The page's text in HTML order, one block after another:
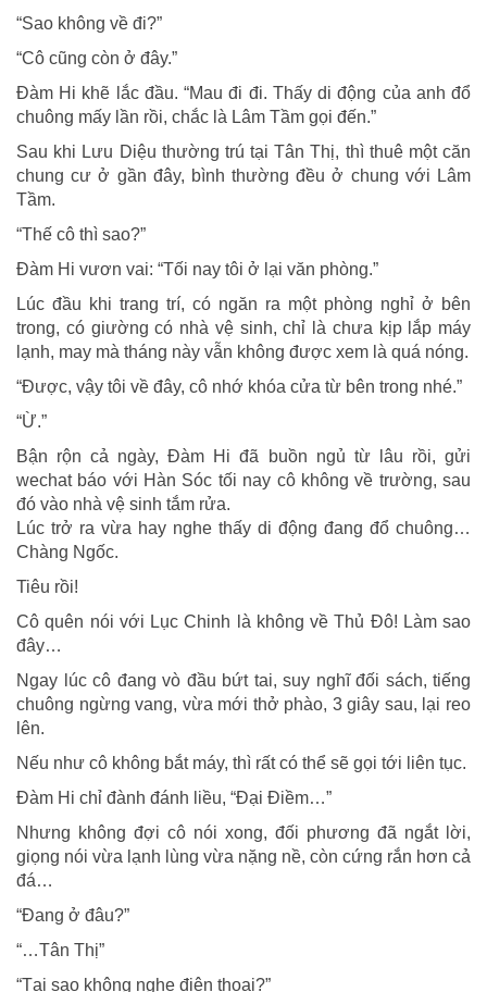
“Sao không về đi?”
“Cô cũng còn ở đây.”
Đàm Hi khẽ lắc đầu. “Mau đi đi. Thấy di động của anh đổ
chuông mấy lần rồi, chắc là Lâm Tầm gọi đến.”
Sau khi Lưu Diệu thường trú tại Tân Thị, thì thuê một căn
chung cư ở gần đây, bình thường đều ở chung với Lâm
Tầm.
“Thế cô thì sao?”
Đàm Hi vươn vai: “Tối nay tôi ở lại văn phòng.”
Lúc đầu khi trang trí, có ngăn ra một phòng nghỉ ở bên
trong, có giường có nhà vệ sinh, chỉ là chưa kịp lắp máy
lạnh, may mà tháng này vẫn không được xem là quá nóng.
“Được, vậy tôi về đây, cô nhớ khóa cửa từ bên trong nhé.”
“Ừ.”
Bận rộn cả ngày, Đàm Hi đã buồn ngủ từ lâu rồi, gửi
wechat báo với Hàn Sóc tối nay cô không về trường, sau
đó vào nhà vệ sinh tắm rửa.
Lúc trở ra vừa hay nghe thấy di động đang đổ chuông…
Chàng Ngốc.
Tiêu rồi!
Cô quên nói với Lục Chinh là không về Thủ Đô! Làm sao
đây…
Ngay lúc cô đang vò đầu bứt tai, suy nghĩ đối sách, tiếng
chuông ngừng vang, vừa mới thở phào, 3 giây sau, lại reo
lên.
Nếu như cô không bắt máy, thì rất có thể sẽ gọi tới liên tục.
Đàm Hi chỉ đành đánh liều, “Đại Điềm…”
Nhưng không đợi cô nói xong, đối phương đã ngắt lời,
giọng nói vừa lạnh lùng vừa nặng nề, còn cứng rắn hơn cả
đá…
“Đang ở đâu?”
“…Tân Thị”
“Tại sao không nghe điện thoại?”